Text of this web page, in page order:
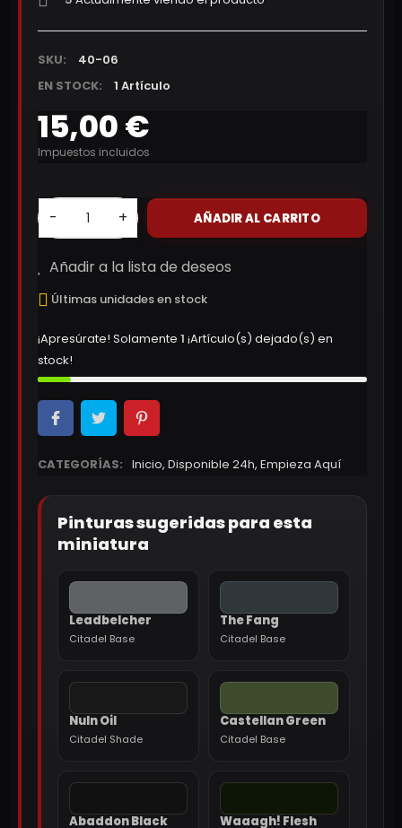
SKU:
40-06
EN STOCK:
1 Artículo
15,00 €
Impuestos incluidos
- + AÑADIR AL CARRITO
Añadir a la lista de deseos
Últimas unidades en stock
¡Apresúrate! Solamente 1 ¡Artículo(s) dejado(s) en
stock!
CATEGORÍAS: Inicio, Disponible 24h, Empieza Aquí
Pinturas sugeridas para esta
miniatura
Leadbelcher
Citadel Base
The Fang
Citadel Base
Nuln Oil
Citadel Shade
Castellan Green
Citadel Base
Abaddon Black Waaagh! Flesh